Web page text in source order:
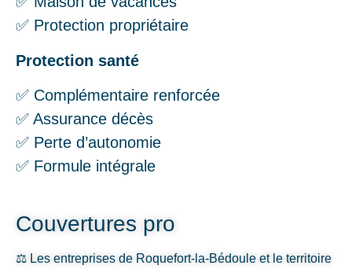
✅ Protection propriétaire
Protection santé
✅ Complémentaire renforcée
✅ Assurance décès
✅ Perte d’autonomie
✅ Formule intégrale
Couvertures pro
⚖️ Les entreprises de Roquefort-la-Bédoule et le territoire